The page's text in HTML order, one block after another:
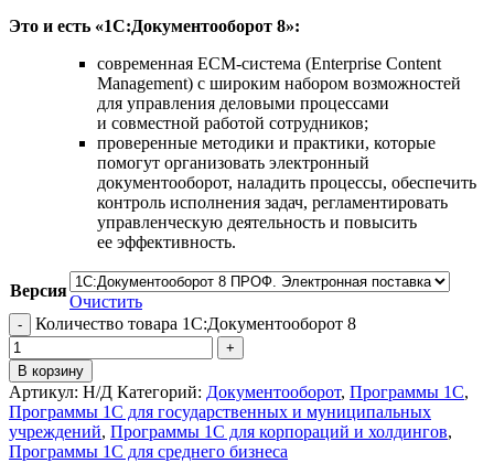
Это и есть «1С:Документооборот 8»:
современная ECM-система (Enterprise Content
Management) с широким набором возможностей
для управления деловыми процессами
и совместной работой сотрудников;
проверенные методики и практики, которые
помогут организовать электронный
документооборот, наладить процессы, обеспечить
контроль исполнения задач, регламентировать
управленческую деятельность и повысить
ее эффективность.
Версия
Очистить
Количество товара 1С:Документооборот 8
В корзину
Артикул: Н/Д Категорий: Документооборот, Программы 1С,
Программы 1С для государственных и муниципальных
учреждений, Программы 1С для корпораций и холдингов,
Программы 1С для среднего бизнеса